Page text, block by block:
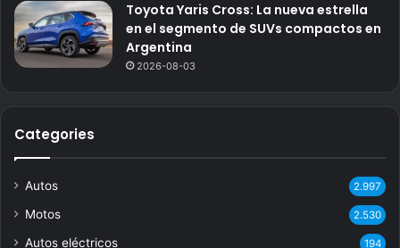
Toyota Yaris Cross: La nueva estrella
en el segmento de SUVs compactos en
Argentina
2026-08-03
Categories
Autos 2.997
Motos 2.530
Autos eléctricos 194